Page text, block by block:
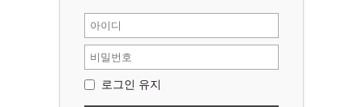
로그인 유지